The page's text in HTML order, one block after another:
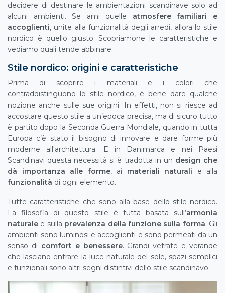
decidere di destinare le ambientazioni scandinave solo ad
alcuni ambienti. Se ami quelle atmosfere familiari e
accoglienti, unite alla funzionalità degli arredi, allora lo stile
nordico è quello giusto. Scopriamone le caratteristiche e
vediamo quali tende abbinare.
Stile nordico: origini e caratteristiche
Prima di scoprire i materiali e i colori che
contraddistinguono lo stile nordico, è bene dare qualche
nozione anche sulle sue origini. In effetti, non si riesce ad
accostare questo stile a un’epoca precisa, ma di sicuro tutto
è partito dopo la Seconda Guerra Mondiale, quando in tutta
Europa c’è stato il bisogno di innovare e dare forme più
moderne all'architettura. E in Danimarca e nei Paesi
Scandinavi questa necessità si è tradotta in un design che
dà importanza alle forme, ai materiali naturali e alla
funzionalità di ogni elemento.
Tutte caratteristiche che sono alla base dello stile nordico.
La filosofia di questo stile è tutta basata sull’armonia
naturale e sulla prevalenza della funzione sulla forma. Gli
ambienti sono luminosi e accoglienti e sono permeati da un
senso di comfort e benessere. Grandi vetrate e verande
che lasciano entrare la luce naturale del sole, spazi semplici
e funzionali sono altri segni distintivi dello stile scandinavo.